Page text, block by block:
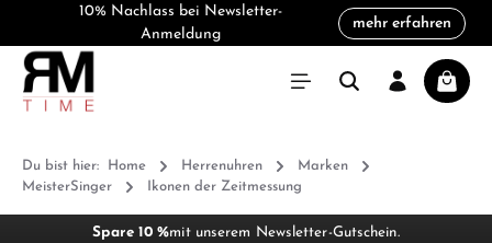
10% Nachlass bei Newsletter-
Anmeldung
mehr erfahren
Du bist hier: Home Herrenuhren
Marken
MeisterSinger
Ikonen der Zeitmessung
Spare 10 %mit unserem Newsletter-Gutschein.